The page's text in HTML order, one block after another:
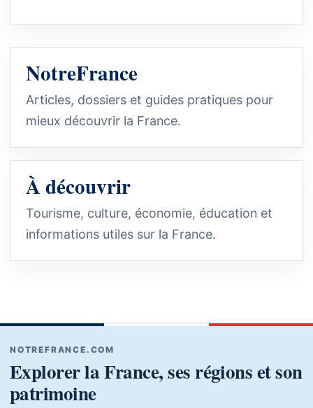
NotreFrance
Articles, dossiers et guides pratiques pour
mieux découvrir la France.
À découvrir
Tourisme, culture, économie, éducation et
informations utiles sur la France.
NOTREFRANCE.COM
Explorer la France, ses régions et son
patrimoine